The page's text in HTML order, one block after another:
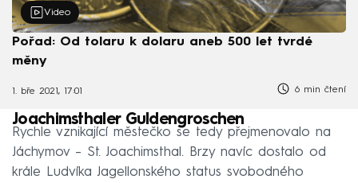
Video
Pořad: Od tolaru k dolaru aneb 500 let tvrdé
měny
1. bře 2021, 17:01 6 min čtení
Joachimsthaler Guldengroschen
Rychle vznikající městečko se tedy přejmenovalo na
Jáchymov – St. Joachimsthal. Brzy navíc dostalo od
krále Ludvíka Jagellonského status svobodného